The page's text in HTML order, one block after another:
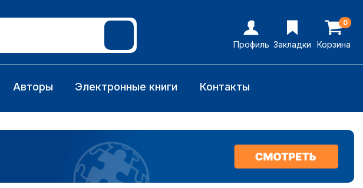
Профиль Закладки
0
Корзина
Авторы Электронные книги Контакты